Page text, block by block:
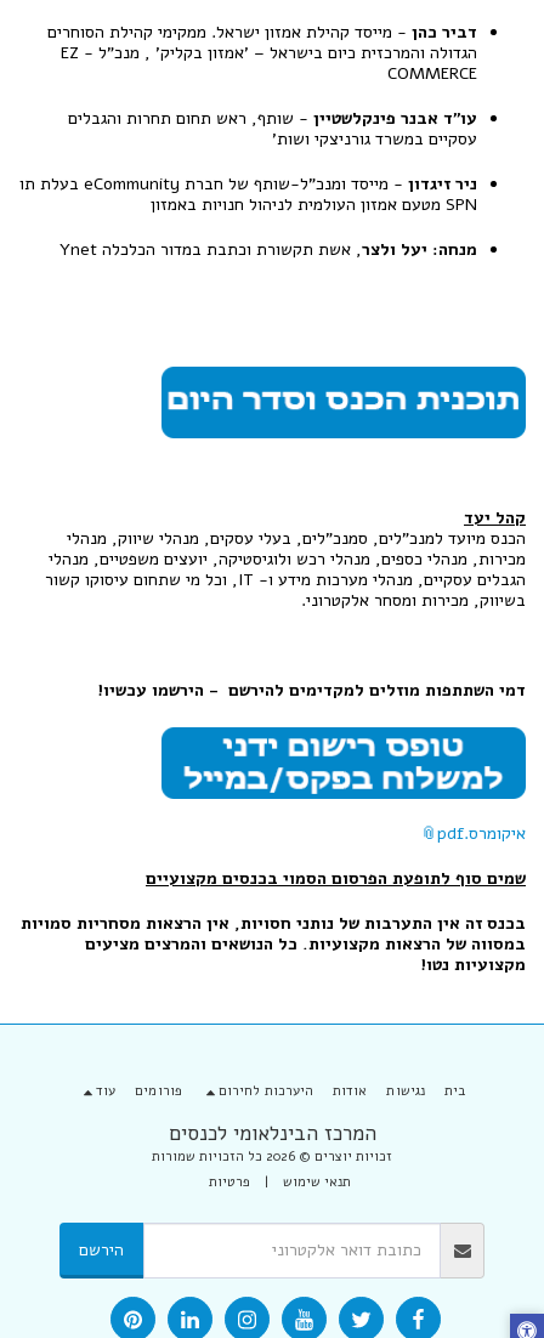
דביר כהן - מייסד קהילת אמזון ישראל. ממקימי קהילת הסוחרים
הגדולה והמרכזית כיום בישראל – 'אמזון בקליק' , מנכ"ל EZ -
COMMERCE
עו”ד אבנר פינקלשטיין - שותף, ראש תחום תחרות והגבלים
עסקיים במשרד גורניצקי ושות'
ניר זיגדון
- מייסד ומנכ"ל-שותף של חברת eCommunity בעלת תו
SPN מטעם אמזון העולמית לניהול חנויות באמזון
מנחה: יעל ולצר, אשת תקשורת וכתבת במדור הכלכלה Ynet
קהל יעד
הכנס מיועד למנכ"לים, סמנכ"לים, בעלי עסקים, מנהלי שיווק, מנהלי
מכירות, מנהלי כספים, מנהלי רכש ולוגיסטיקה, יועצים משפטיים, מנהלי
הגבלים עסקיים, מנהלי מערכות מידע ו- IT, וכל מי שתחום עיסוקו קשור
בשיווק, מכירות ומסחר אלקטרוני.
דמי השתתפות מוזלים למקדימים להירשם - הירשמו עכשיו!
איקומרס.pdf
שמים סוף לתופעת הפרסום הסמוי בכנסים מקצועיים
בכנס זה אין התערבות של נותני חסויות, אין הרצאות מסחריות סמויות
במסווה של הרצאות מקצועיות. כל הנושאים והמרצים מציעים
מקצועיות נטו!
המרכז הבינלאומי לכנסים
זכויות יוצרים © 2026 כל הזכויות שמורות
תנאי שימוש | פרטיות
בית נגישות אודות היערכות לחירום פורומים עוד
הירשם